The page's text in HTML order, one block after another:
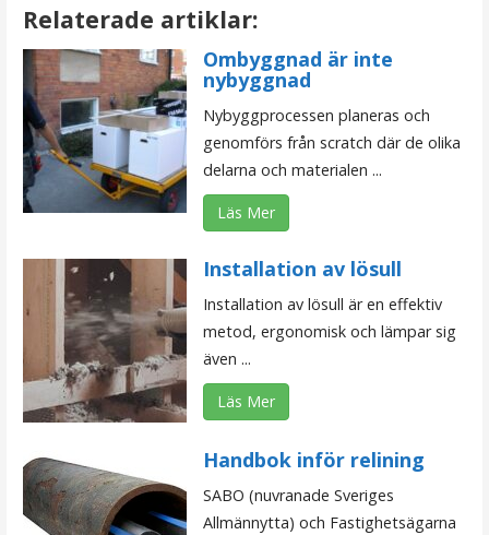
Relaterade artiklar:
Ombyggnad är inte
nybyggnad
Nybyggprocessen planeras och
genomförs från scratch där de olika
delarna och materialen ...
Läs Mer
Installation av lösull
Installation av lösull är en effektiv
metod, ergonomisk och lämpar sig
även ...
Läs Mer
Handbok inför relining
SABO (nuvranade Sveriges
Allmännytta) och Fastighetsägarna